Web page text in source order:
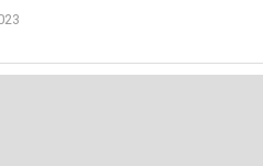
park bariyerl...